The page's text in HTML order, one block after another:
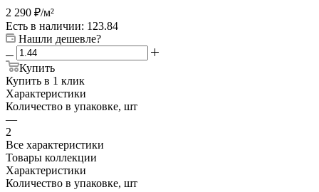
2 290 ₽/м²
Есть в наличии: 123.84
Нашли дешевле?
Купить
Купить в 1 клик
Характеристики
Количество в упаковке, шт
—
2
Все характеристики
Товары коллекции
Характеристики
Количество в упаковке, шт